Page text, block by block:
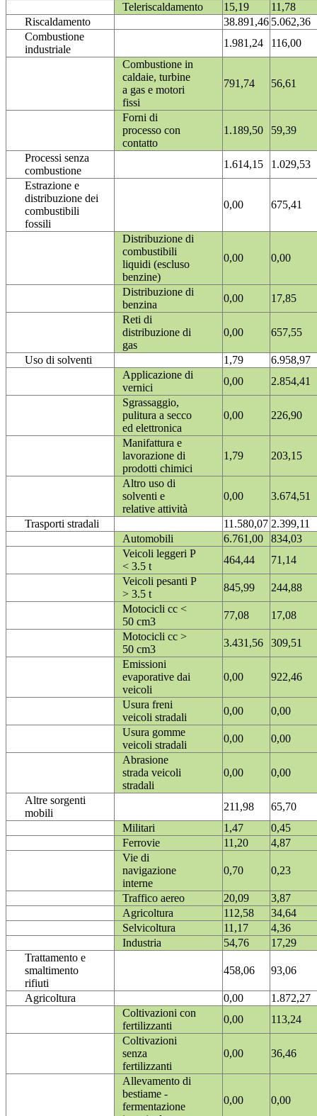
Teleriscaldamento 15,19
11,78
Riscaldamento
38.891,46 5.062,36
Combustione
industriale
1.981,24
116,00
Combustione in
caldaie, turbine
a gas e motori
fissi
791,74 56,61
Forni di
processo con
contatto
1.189,50 59,39
Processi senza
combustione
1.614,15
1.029,53
Estrazione e
distribuzione dei
combustibili
fossili
0,00 675,41
Distribuzione di
combustibili
liquidi (escluso
benzine)
0,00 0,00
Distribuzione di
benzina
0,00
17,85
Reti di
distribuzione di
gas
0,00 657,55
Uso di solventi 1,79
6.958,97
Applicazione di
vernici
0,00
2.854,41
Sgrassaggio,
pulitura a secco
ed elettronica
0,00 226,90
Manifattura e
lavorazione di
prodotti chimici
1,79 203,15
Altro uso di
solventi e
relative attività
0,00 3.674,51
Trasporti stradali 11.580,07 2.399,11
Automobili
6.761,00
834,03
Veicoli leggeri P
< 3.5 t
464,44
71,14
Veicoli pesanti P
> 3.5 t
845,99
244,88
Motocicli cc <
50 cm3
77,08
17,08
Motocicli cc >
50 cm3
3.431,56
309,51
Emissioni
evaporative dai
veicoli
0,00 922,46
Usura freni
veicoli stradali
0,00
0,00
Usura gomme
veicoli stradali
0,00
0,00
Abrasione
strada veicoli
stradali
0,00 0,00
Altre sorgenti
mobili
211,98
65,70
Militari
1,47
0,45
Ferrovie
11,20
4,87
Vie di
navigazione
interne
0,70 0,23
Traffico aereo 20,09
3,87
Agricoltura
112,58
34,64
Selvicoltura
11,17
4,36
Industria
54,76
17,29
Trattamento e
smaltimento
rifiuti
458,06 93,06
Agricoltura 0,00
1.872,27
Coltivazioni con
fertilizzanti
0,00
113,24
Coltivazioni
senza
fertilizzanti
0,00 36,46
Allevamento di
bestiame -
fermentazione
0,00 0,00